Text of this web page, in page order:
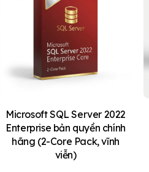
Microsoft SQL Server 2022
Enterprise bản quyền chính
hãng (2-Core Pack, vĩnh
viễn)